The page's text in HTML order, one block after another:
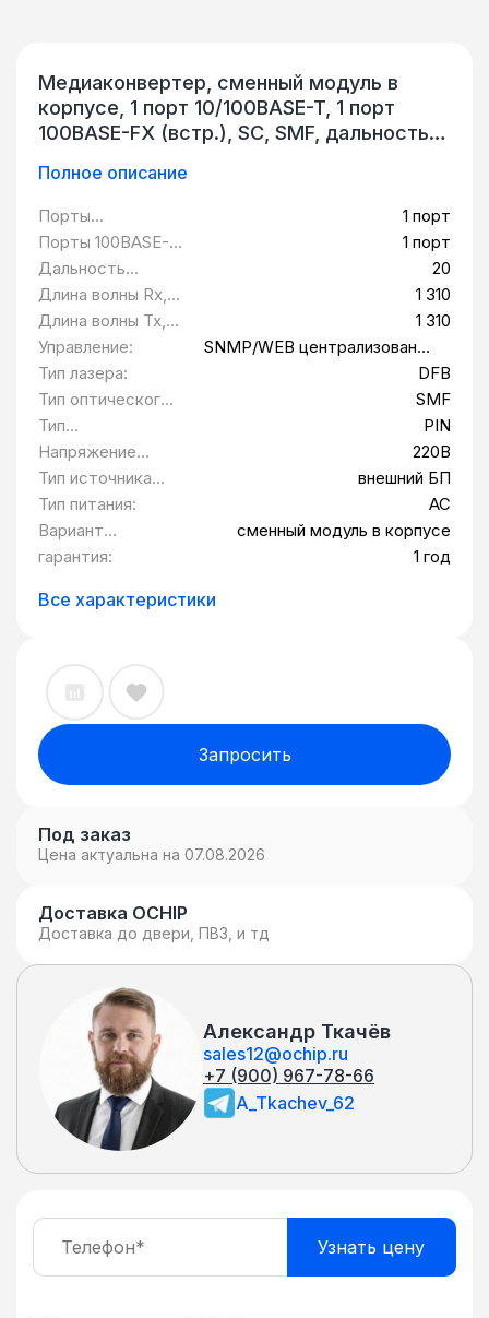
Медиаконвертер, сменный модуль в
корпусе, 1 порт 10/100BASE-T, 1 порт
100BASE-FX (встр.), SC, SMF, дальность
PIN, управление SNMP/WEB
централизованно в составе
шестнадцатислотового шасси, внешний
БП, 220В AC QTECH QMC-6101-
SC1310SM20
Полное описание
Порты
10/100BASE-T:
1 порт
Порты 100BASE-
FX (встроенные):
1 порт
Дальность
передачи, км:
20
Длина волны Rx,
нм:
1 310
Длина волны Tx,
нм:
1 310
Управление:
SNMP/WEB централизованно
в составе
шестнадцатислотового
шасси
Тип лазера:
DFB
Тип оптического
волокна:
SMF
Тип
фотоприемника:
PIN
Напряжение
питания:
220В
Тип источника
питания:
внешний БП
Тип питания:
AC
Вариант
исполнения:
сменный модуль в корпусе
гарантия:
1 год
Все характеристики
Запросить
Под заказ
Цена актуальна на 07.08.2026
Доставка OCHIP
Доставка до двери, ПВЗ, и тд
Александр Ткачёв
sales12@ochip.ru
+7 (900) 967-78-66
A_Tkachev_62